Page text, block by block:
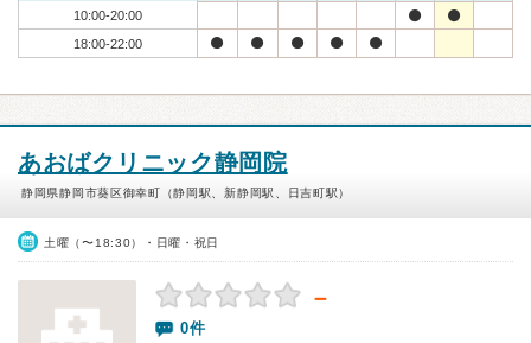
10:00-20:00
18:00-22:00
あおばクリニック静岡院
静岡県静岡市葵区御幸町（静岡駅、新静岡駅、日吉町駅）
土曜（〜18:30）・日曜・祝日
－
0件